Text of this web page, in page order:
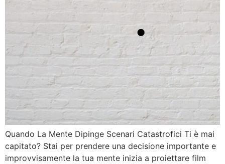
Quando La Mente Dipinge Scenari Catastrofici Ti è mai
capitato? Stai per prendere una decisione importante e
improvvisamente la tua mente inizia a proiettare film